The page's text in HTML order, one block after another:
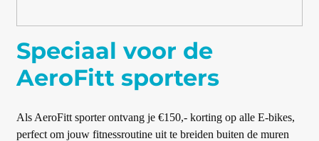
Speciaal voor de
AeroFitt sporters
Als AeroFitt sporter ontvang je €150,-korting opalle E-bikes,
perfect om jouw fitnessroutine uit te breiden buiten de muren